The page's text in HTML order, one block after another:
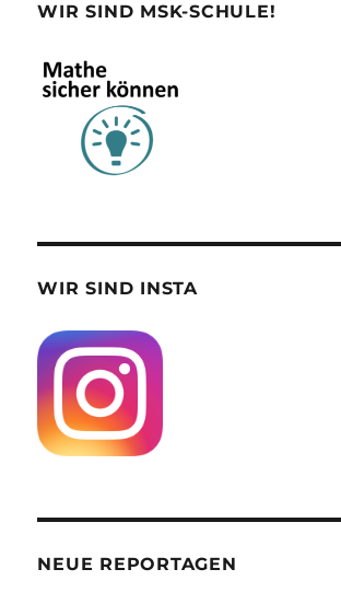
WIR SIND MSK-SCHULE!
WIR SIND INSTA
NEUE REPORTAGEN